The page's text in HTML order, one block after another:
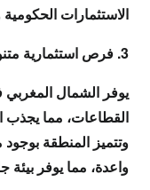
الاستثمارات
3. فرص استثمارية متنوعة
يوفر الشمال
القطاعات، مما يجذب
وتتميز المنطقة
واعدة، مما يوفر بيئة